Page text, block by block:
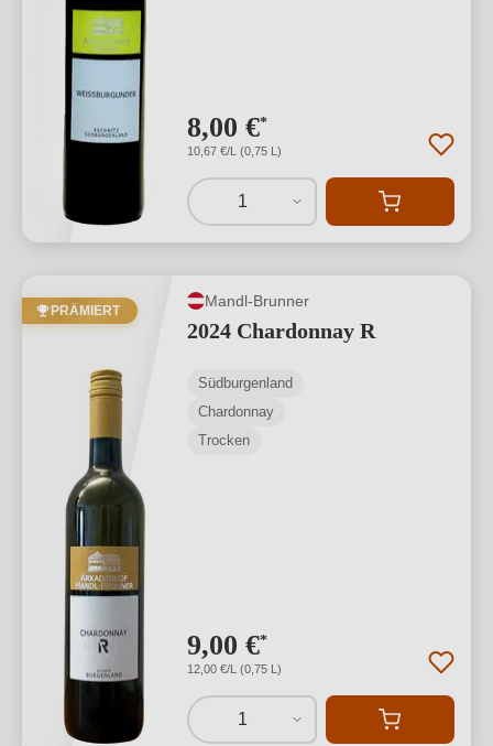
8,00 €*
10,67 €/L (0,75 L)
1
PRÄMIERT
Mandl-Brunner
2024 Chardonnay R
Südburgenland
Chardonnay
Trocken
9,00 €*
12,00 €/L (0,75 L)
1